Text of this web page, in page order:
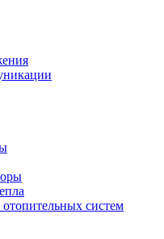
систем